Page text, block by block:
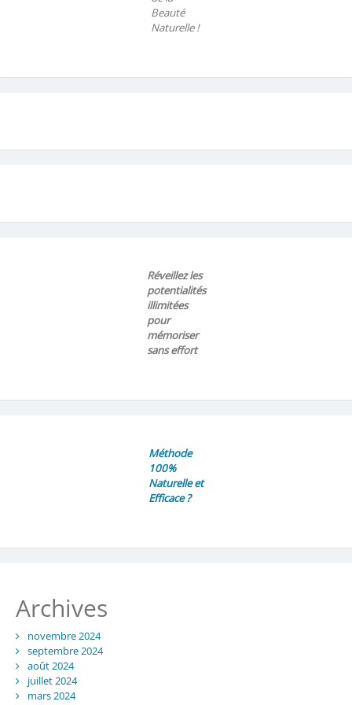
Beauté
Naturelle !
Réveillez les
potentialités
illimitées
pour
mémoriser
sans effort
Méthode
100%
Naturelle et
Efficace ?
Archives
novembre 2024
septembre 2024
août 2024
juillet 2024
mars 2024